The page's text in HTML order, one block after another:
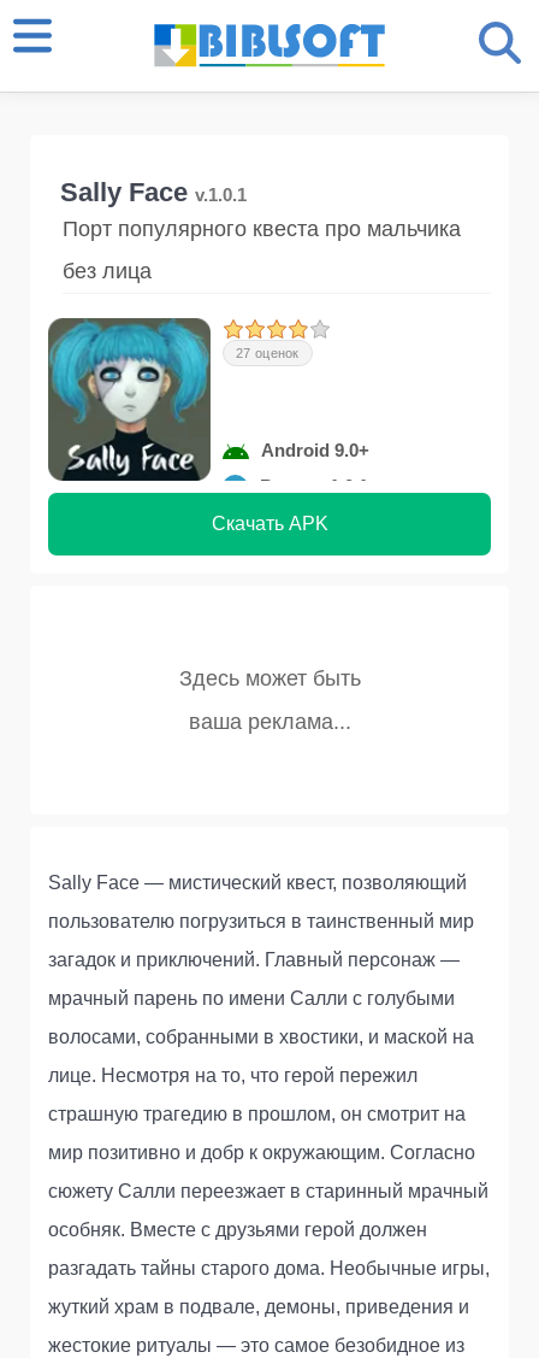
Sally Face v.1.0.1
Порт популярного квеста про мальчика
без лица
27 оценок
Android 9.0+
Версия 1.0.1
Скачать APK
Sally Face — мистический квест, позволяющий
пользователю погрузиться в таинственный мир
загадок и приключений. Главный персонаж —
мрачный парень по имени Салли с голубыми
волосами, собранными в хвостики, и маской на
лице. Несмотря на то, что герой пережил
страшную трагедию в прошлом, он смотрит на
мир позитивно и добр к окружающим. Согласно
сюжету Салли переезжает в старинный мрачный
особняк. Вместе с друзьями герой должен
разгадать тайны старого дома. Необычные игры,
жуткий храм в подвале, демоны, приведения и
жестокие ритуалы — это самое безобидное из